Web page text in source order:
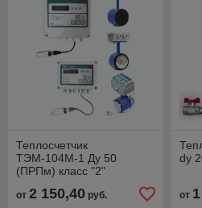
Теплосчетчик
ТЭМ-104М-1 Ду 50
(ПРПм) класс "2"
от 2 150,40 руб.
dу
от